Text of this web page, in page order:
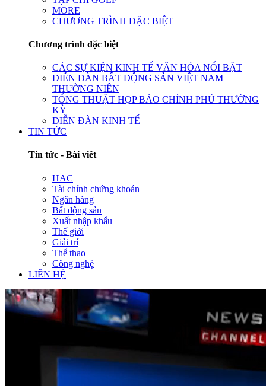
MORE
CHƯƠNG TRÌNH ĐẶC BIỆT
Chương trình đặc biệt
CÁC SỰ KIỆN KINH TẾ VĂN HÓA NỔI BẬT
DIỄN ĐÀN BẤT ĐỘNG SẢN VIỆT NAM
THƯỜNG NIÊN
TỔNG THUẬT HỌP BÁO CHÍNH PHỦ THƯỜNG
KỲ
DIỄN ĐÀN KINH TẾ
TIN TỨC
Tin tức - Bài viết
HAC
Tài chính chứng khoán
Ngân hàng
Bất động sản
Xuất nhập khẩu
Thế giới
Giải trí
Thể thao
Công nghệ
LIÊN HỆ